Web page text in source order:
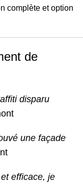
complète et option
de
disparu
une façade
efficace, je